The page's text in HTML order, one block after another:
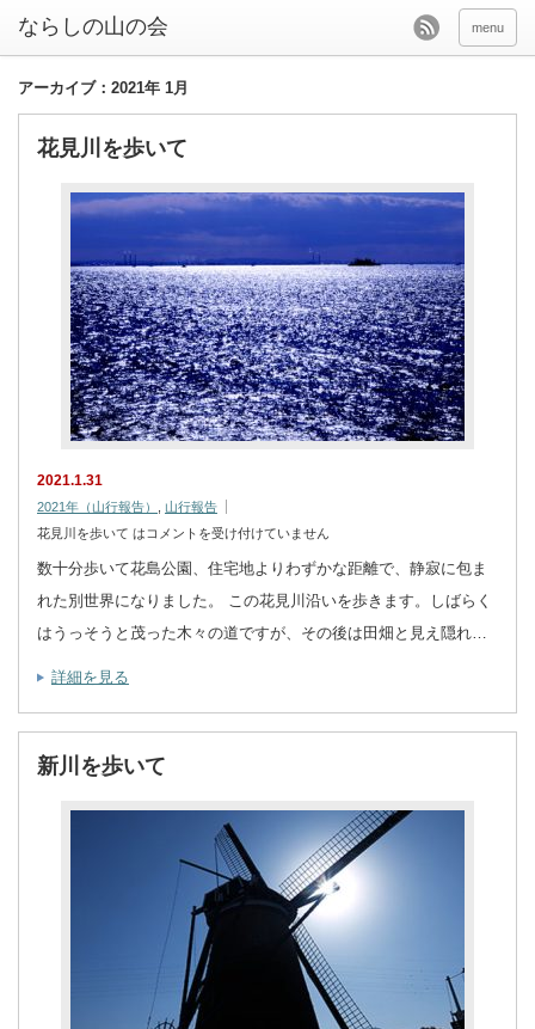
menu
アーカイブ：2021年 1月
花見川を歩いて
2021.1.31
2021年（山行報告） , 山行報告
花見川を歩いて はコメントを受け付けていません
数十分歩いて花島公園、住宅地よりわずかな距離で、静寂に包ま
れた別世界になりました。 この花見川沿いを歩きます。しばらく
はうっそうと茂った木々の道ですが、その後は田畑と見え隠れ…
詳細を見る
新川を歩いて